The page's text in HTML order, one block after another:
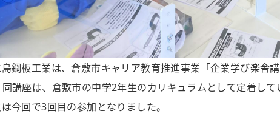
鋼板工業は、倉敷市キャリア教育推進事業「企業学び楽舎
講座は、倉敷市の中学2年生のカリキュラムとして定着し
今回で3回目の参加となりました。